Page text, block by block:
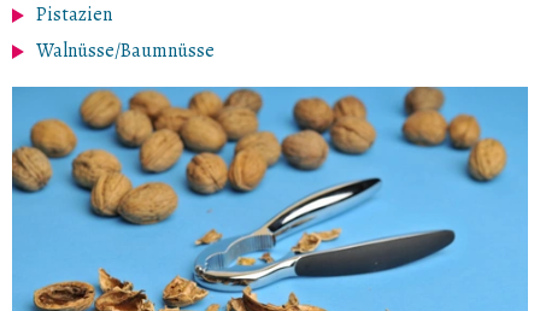
Pistazien
Walnüsse/Baumnüsse